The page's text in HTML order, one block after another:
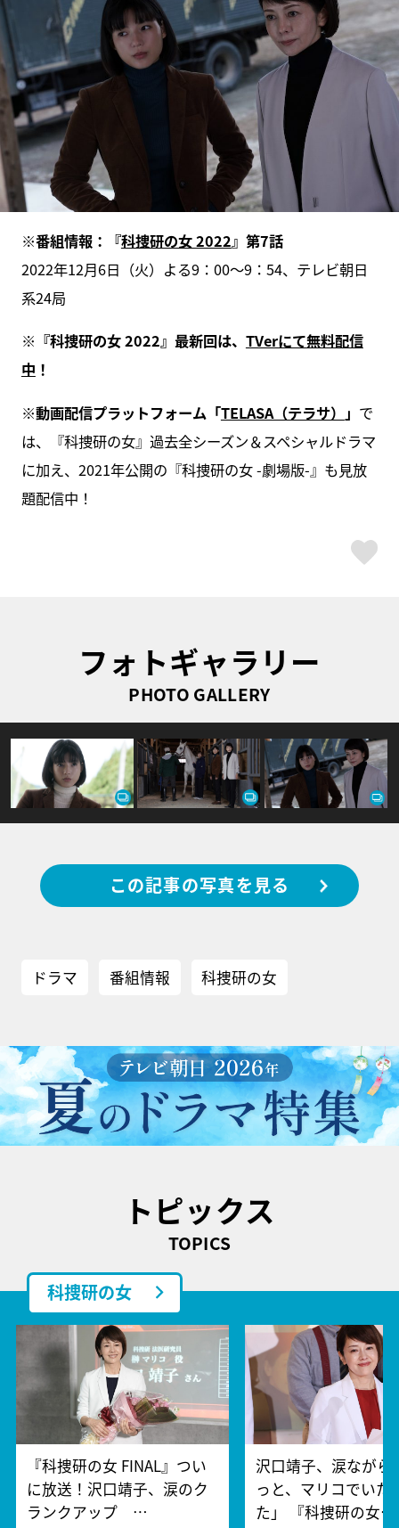
※番組情報：『科捜研の女 2022』第7話
2022年12月6日（火）よる9：00～9：54、テレビ朝日
系24局
※『科捜研の女 2022』最新回は、 TVerにて無料配信
中 ！
※動画配信プラットフォーム「TELASA（テラサ） 」 で
は、『科捜研の女』過去全シーズン＆スペシャルドラマ
に加え、2021年公開の『科捜研の女 -劇場版-』も見放
題配信中！
フォトギャラリー
PHOTO GALLERY
この記事の写真を見る
ドラマ 番組情報 科捜研の女
トピックス
TOPICS
科捜研の女
『科捜研の女 FINAL』つい
に放送！沢口靖子、涙のク
ランクアップ …
沢口靖子、涙ながら
っと、マリコでいた
た」 『科捜研の女…